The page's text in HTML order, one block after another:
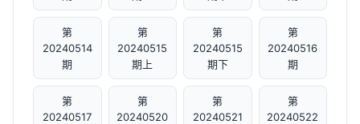
第
20240514
期
第
20240515
期上
第
20240515
期下
第
20240516
期
第
20240517
第
20240520
第
20240521
第
20240522